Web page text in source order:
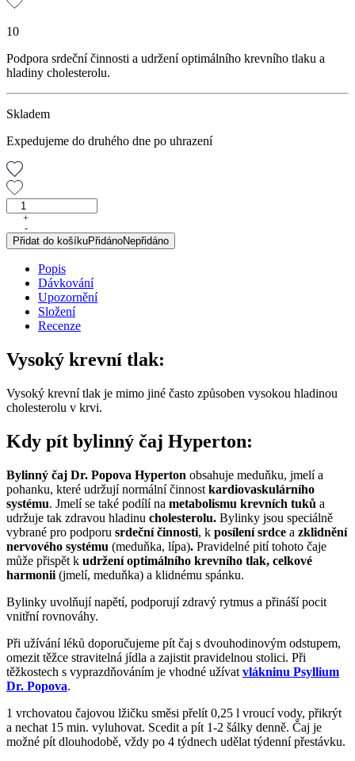
10
Podpora srdeční činnosti a udržení optimálního krevního tlaku a
hladiny cholesterolu.
Skladem
Expedujeme do druhého dne po uhrazení
Hyperton,
sypaný
čaj,
50
množství
+
-
Přidat do košíkuPřidánoNepřidáno
Popis
Dávkování
Upozornění
Složení
Recenze
Vysoký krevní tlak:
Vysoký krevní tlak je mimo jiné často způsoben vysokou hladinou
cholesterolu v krvi.
Kdy pít bylinný čaj Hyperton:
Bylinný čaj Dr. Popova Hyperton obsahuje meduňku, jmelí a
pohanku, které udržují normální činnost kardiovaskulárního
systému. Jmelí se také podílí na metabolismu krevních tuků a
udržuje tak zdravou hladinu cholesterolu. Bylinky jsou speciálně
vybrané pro podporu srdeční činnosti, k posílení srdce a zklidnění
nervového systému (meduňka, lípa). Pravidelné pití tohoto čaje
může přispět k udržení optimálního krevního tlak, celkové
harmonii (jmelí, meduňka) a klidnému spánku.
Bylinky uvolňují napětí, podporují zdravý rytmus a přináší pocit
vnitřní rovnováhy.
Při užívání léků doporučujeme pít čaj s dvouhodinovým odstupem,
omezit těžce stravitelná jídla a zajistit pravidelnou stolici. Při
těžkostech s vyprazdňováním je vhodné užívat vlákninu Psyllium
Dr. Popova.
1 vrchovatou čajovou lžičku směsi přelít 0,25 l vroucí vody, přikrýt
a nechat 15 min. vyluhovat. Scedit a pít 1-2 šálky denně. Čaj je
možné pít dlouhodobě, vždy po 4 týdnech udělat týdenní přestávku.